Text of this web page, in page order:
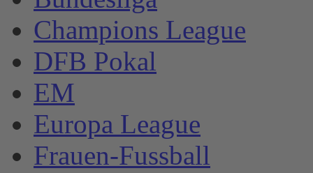
Champions League
DFB Pokal
EM
Europa League
Frauen-Fussball